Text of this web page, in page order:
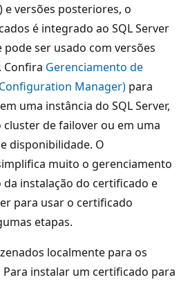
e versões posteriores, o
é integrado ao SQL Server
ser usado com versões
Confira Gerenciamento de
Manager) para
uma instância do SQL Server,
de failover ou em uma
disponibilidade. O
muito o gerenciamento
instalação do certificado e
para usar o certificado
etapas.
localmente para os
instalar um certificado para